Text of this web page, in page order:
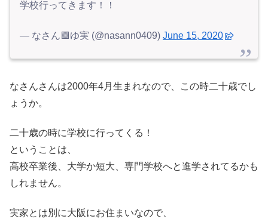
学校行ってきます！！
— なさん🟩ゆ実 (@nasann0409) June 15, 2020
なさんさんは2000年4月生まれなので、この時二十歳でし
ょうか。
二十歳の時に学校に行ってくる！
ということは、
高校卒業後、大学か短大、専門学校へと進学されてるかも
しれません。
実家とは別に大阪にお住まいなので、